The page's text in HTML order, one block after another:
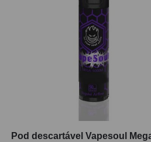
Pod descartável Vapesoul